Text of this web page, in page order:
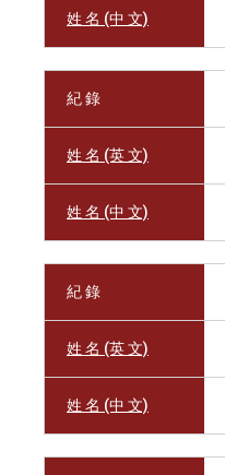
姓 名 (中 文)
紀 錄
姓 名 (英 文)
姓 名 (中 文)
紀 錄
姓 名 (英 文)
姓 名 (中 文)